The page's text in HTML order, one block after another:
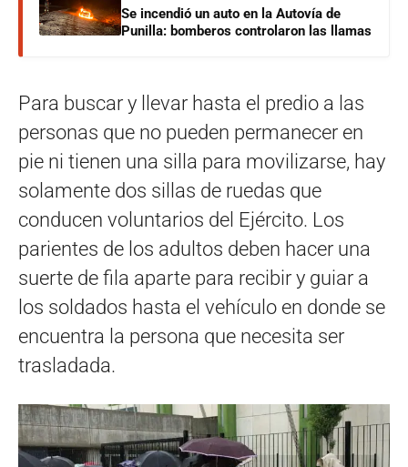
Se incendió un auto en la Autovía de
Punilla: bomberos controlaron las llamas
Para buscar y llevar hasta el predio a las
personas que no pueden permanecer en
pie ni tienen una silla para movilizarse, hay
solamente dos sillas de ruedas que
conducen voluntarios del Ejército. Los
parientes de los adultos deben hacer una
suerte de fila aparte para recibir y guiar a
los soldados hasta el vehículo en donde se
encuentra la persona que necesita ser
trasladada.